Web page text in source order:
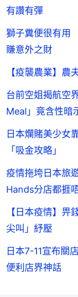
有讚有彈
獅子糞便很有用
賺意外之財
【疫襲農業】
台前空姐揭航
Meal」竟含性暗
日本爛賭美少
「吸金攻略」
疫情拖垮日本
Hands分店都捱
【日本疫情】
尖叫」紓壓
日本7-11宣布關
便利店界神話